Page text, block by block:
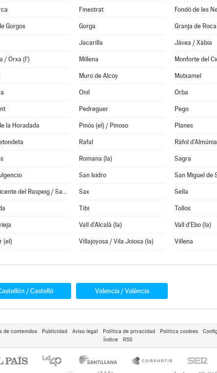
Finestrat
Gorgos Gorga Granja de
Jacarilla Jávea / Xàbia
/ Orxa (l') Millena Monforte del
Muro de Alcoy Mutxamel
Onil Orba
Pedreguer Pego
la Horadada Pinós (el) / Pinoso Planes
Rafal Ràfol
Romana (la) Sagra
San Isidro San Miguel de
San Vicente del Raspeig / Sant Vicent del Raspeig Sax Sella
Tibi Tollos
Vall d'Alcalà (la) Vall d'Ebo (la)
(el) Villajoyosa / Vila Joiosa (la) Villena
/ Castelló Valencia / València
de contenidos Publicidad Aviso legal Política de privacidad Política cookies
Índice
RSS